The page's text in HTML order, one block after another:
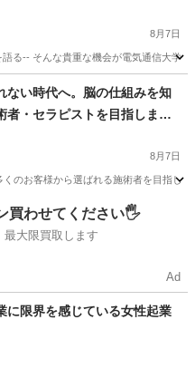
8月7日
る-- そんな貴重な機会が電気通信大学
ない時代へ。脳の仕組みを知
者・セラピストを目指しませ
8月7日
くのお客様から選ばれる施術者を目指
会場
買わせてください🖐️
大限買取します
Ad
に限界を感じている女性起業